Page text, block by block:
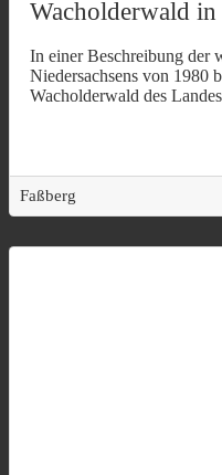
Wacholderwald in
In einer Beschreibung der
Niedersachsens von 1980
Wacholderwald des
Faßberg